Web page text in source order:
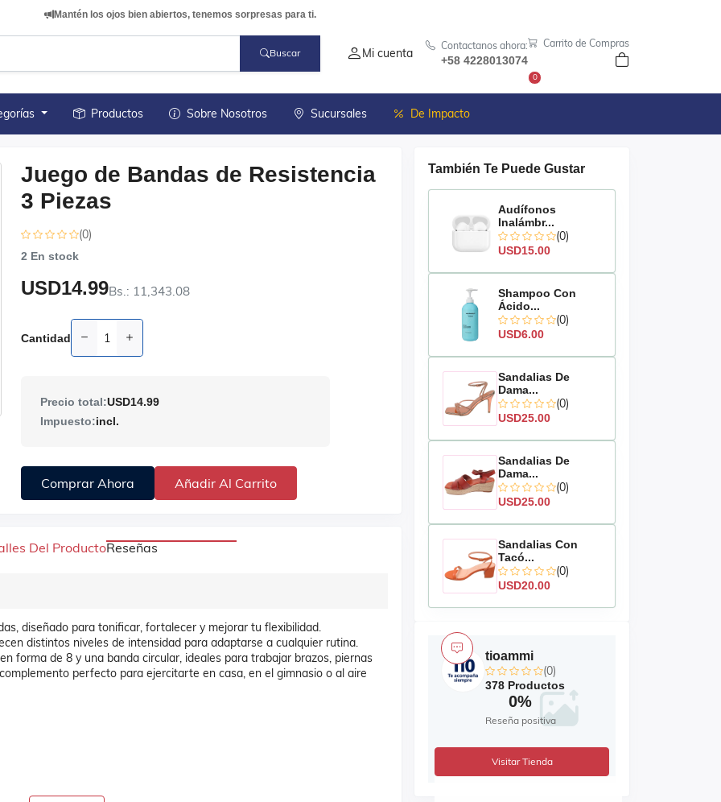
Mantén los ojos bien abiertos, tenemos sorpresas para ti.
Buscar Mi cuenta
Contactanos ahora:
+58 4228013074
Carrito de Compras
0
Productos Sobre Nosotros Sucursales De Impacto
Juego de Bandas de Resistencia
3 Piezas
(0)
2 En stock
USD14.99Bs.: 11,343.08
Cantidad
Precio total:USD14.99
Impuesto:incl.
Comprar Ahora Añadir Al Carrito
Del ProductoReseñas
diseñado para tonificar, fortalecer y mejorar tu flexibilidad.
distintos niveles de intensidad para adaptarse a cualquier rutina.
forma de 8 y una banda circular, ideales para trabajar brazos, piernas
perfecto para ejercitarte en casa, en el gimnasio o al aire
También Te Puede Gustar
Audífonos
Inalámbr...
(0)
USD15.00
Shampoo Con
Ácido...
(0)
USD6.00
Sandalias De
Dama...
(0)
USD25.00
Sandalias De
Dama...
(0)
USD25.00
Sandalias Con
Tacó...
(0)
USD20.00
tioammi
(0)
378 Productos
0%
Reseña positiva
Visitar Tienda